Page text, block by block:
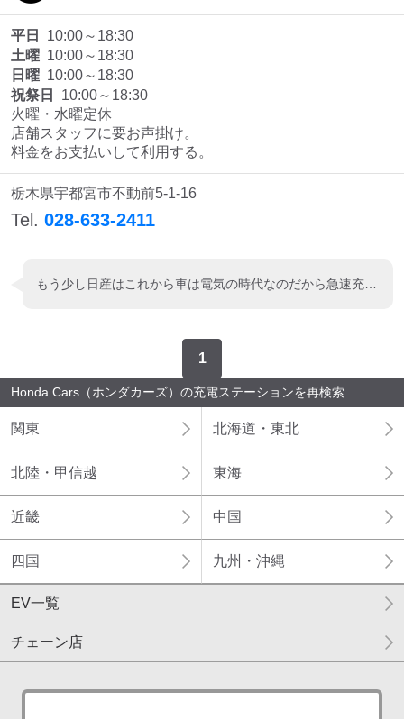
平日
10:00～18:30
土曜 10:00～18:30
日曜 10:00～18:30
祝祭日
10:00～18:30
火曜・水曜定休
店舗スタッフに要お声掛け。
料金をお支払いして利用する。
栃木県宇都宮市不動前5-1-16
Tel. 028-633-2411
1
Honda Cars（ホンダカーズ）の充電ステーションを再検索
関東 北海道・東北
北陸・甲信越 東海
近畿 中国
四国 九州・沖縄
EV一覧
チェーン店